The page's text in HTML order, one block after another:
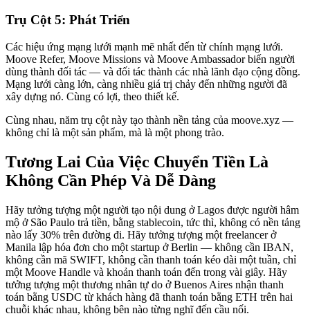
Trụ Cột 5: Phát Triển
Các hiệu ứng mạng lưới mạnh mẽ nhất đến từ chính mạng lưới.
Moove Refer, Moove Missions và Moove Ambassador biến người
dùng thành đối tác — và đối tác thành các nhà lãnh đạo cộng đồng.
Mạng lưới càng lớn, càng nhiều giá trị chảy đến những người đã
xây dựng nó. Cùng có lợi, theo thiết kế.
Cùng nhau, năm trụ cột này tạo thành nền tảng của moove.xyz —
không chỉ là một sản phẩm, mà là một phong trào.
Tương Lai Của Việc Chuyển Tiền Là
Không Cần Phép Và Dễ Dàng
Hãy tưởng tượng một người tạo nội dung ở Lagos được người hâm
mộ ở São Paulo trả tiền, bằng stablecoin, tức thì, không có nền tảng
nào lấy 30% trên đường đi. Hãy tưởng tượng một freelancer ở
Manila lập hóa đơn cho một startup ở Berlin — không cần IBAN,
không cần mã SWIFT, không cần thanh toán kéo dài một tuần, chỉ
một Moove Handle và khoản thanh toán đến trong vài giây. Hãy
tưởng tượng một thương nhân tự do ở Buenos Aires nhận thanh
toán bằng USDC từ khách hàng đã thanh toán bằng ETH trên hai
chuỗi khác nhau, không bên nào từng nghĩ đến cầu nối.